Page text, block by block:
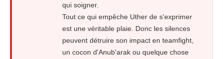
qui soigner.
Tout ce qui empêche Uther de s'exprimer
est une véritable plaie. Donc les silences
peuvent détruire son impact en teamfight,
un cocon d'Anub'arak ou quelque chose